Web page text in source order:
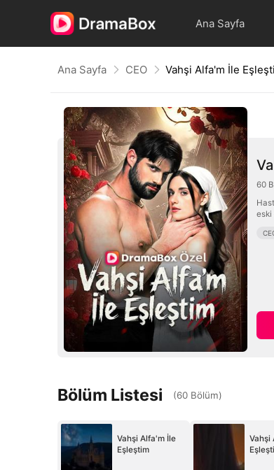
Ana Sayfa
Ana Sayfa CEO Vahşi Alfa'm İle
60
eski
Bölüm Listesi (60 Bölüm)
Vahşi Alfa'm İle
Eşleştim
Vahşi